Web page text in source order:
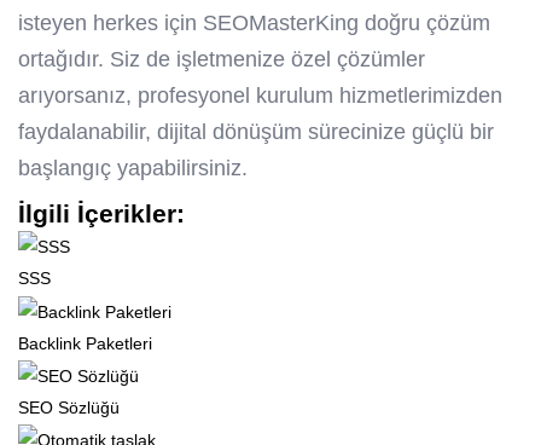
isteyen herkes için SEOMasterKing doğru çözüm
ortağıdır. Siz de işletmenize özel çözümler
arıyorsanız, profesyonel kurulum hizmetlerimizden
faydalanabilir, dijital dönüşüm sürecinize güçlü bir
başlangıç yapabilirsiniz.
İlgili İçerikler:
SSS
Backlink Paketleri
SEO Sözlüğü